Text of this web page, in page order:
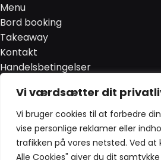
Vi værdsætter dit
Vi bruger cookies til at forbedre
vise personlige reklamer eller
trafikken på vores netsted. Ved at
Alle Cookies" giver du dit
Menu
Bord booking
Takeaway
Kontakt
Handelsbetingelser
Smileyrapport
Sezer Restaurant @ 2024 |